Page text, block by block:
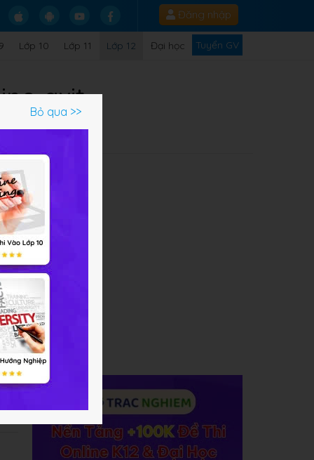
Đăng nhập
Lớp 10 Lớp 11 Lớp 12 Đại học Tuyển GV
axit
Bỏ qua >>